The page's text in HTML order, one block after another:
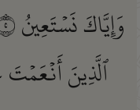
وَإِيَّاكَ نَسۡتَعِينُ
ٱلَّذِينَ